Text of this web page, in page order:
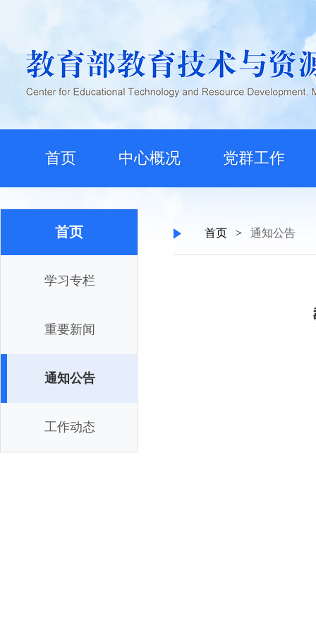
首页 中心概况 党群工作
首页
学习专栏
重要新闻
通知公告
工作动态
首页 > 通知公告